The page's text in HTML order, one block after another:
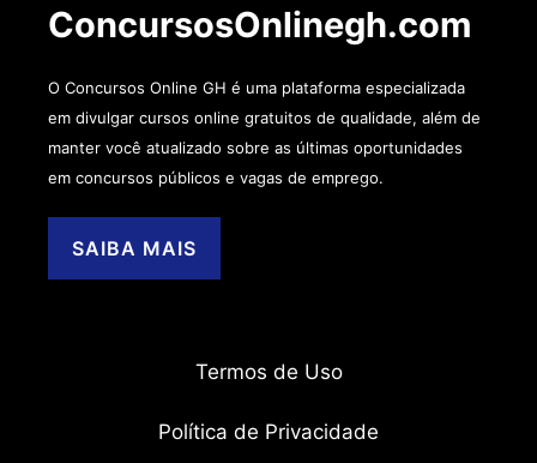
ConcursosOnlinegh.com
O Concursos Online GH é uma plataforma especializada
em divulgar cursos online gratuitos de qualidade, além de
manter você atualizado sobre as últimas oportunidades
em concursos públicos e vagas de emprego.
SAIBA MAIS
Termos de Uso
Política de Privacidade